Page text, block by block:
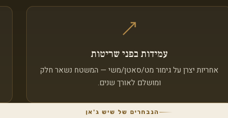
עמידות בפני שריטות
אחריות יצרן על גימור מט/סאטן/משי — המשטח נשאר חלק
ומושלם לאורך שנים.
הנבחרים של שיש ג'אן